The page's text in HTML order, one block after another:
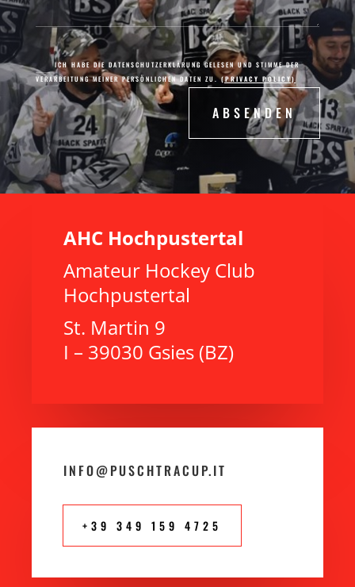
ICH HABE DIE DATENSCHUTZERKLÄRUNG GELESEN UND STIMME DER
VERARBEITUNG MEINER PERSÖNLICHEN DATEN ZU.(PRIVACY POLICY)
ABSENDEN
AHC Hochpustertal
Amateur Hockey Club
Hochpustertal
St. Martin 9
I – 39030 Gsies (BZ)
INFO@PUSCHTRACUP.IT
+39 349 159 4725